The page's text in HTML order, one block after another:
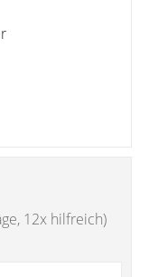
12x hilfreich)